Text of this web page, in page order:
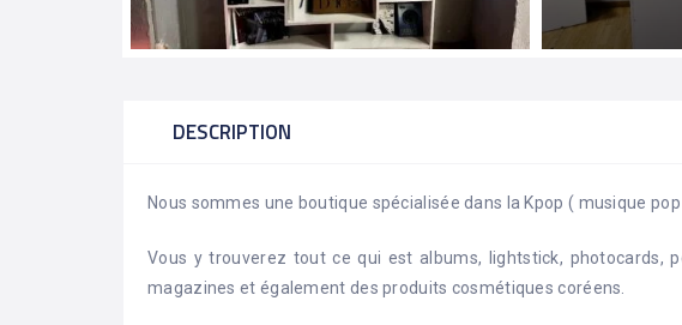
DESCRIPTION
Nous sommes une boutique spécialisée dans la Kpop ( musique
Vous y trouverez tout ce qui est albums, lightstick, photocards,
magazines et également des produits cosmétiques coréens.